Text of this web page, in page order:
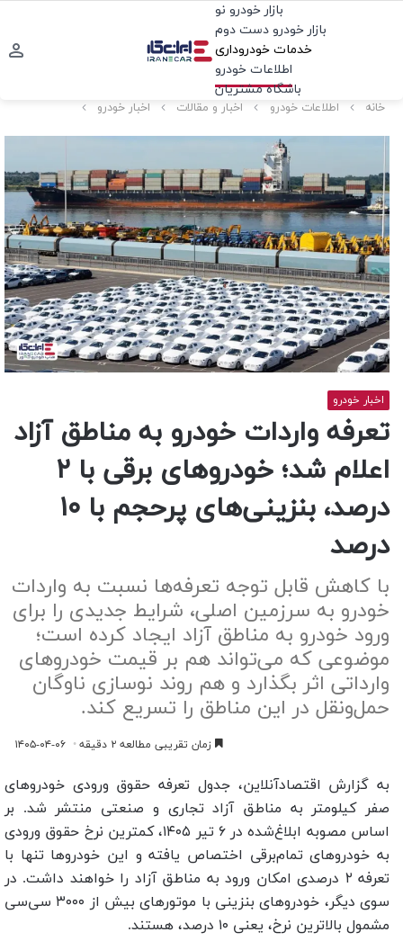
بازار خودرو نو
بازار خودرو دست دوم
خدمات خودروداری
اطلاعات خودرو
باشگاه مشتریان
خانه اطلاعات خودرو اخبار و مقالات اخبار خودرو
اخبار خودرو
تعرفه واردات خودرو به مناطق آزاد
اعلام شد؛ خودروهای برقی با ۲
درصد، بنزینی‌های پرحجم با ۱۰
درصد
با کاهش قابل توجه تعرفه‌ها نسبت به واردات
خودرو به سرزمین اصلی، شرایط جدیدی را برای
ورود خودرو به مناطق آزاد ایجاد کرده است؛
موضوعی که می‌تواند هم بر قیمت خودروهای
وارداتی اثر بگذارد و هم روند نوسازی ناوگان
حمل‌ونقل در این مناطق را تسریع کند.
۱۴۰۵-۰۴-۰۶ زمان تقریبی مطالعه ۲ دقیقه
به گزارش اقتصادآنلاین، جدول تعرفه حقوق ورودی خودروهای
صفر کیلومتر به مناطق آزاد تجاری و صنعتی منتشر شد. بر
اساس مصوبه ابلاغ‌شده در ۶ تیر ۱۴۰۵، کمترین نرخ حقوق ورودی
به خودروهای تمام‌برقی اختصاص یافته و این خودروها تنها با
تعرفه ۲ درصدی امکان ورود به مناطق آزاد را خواهند داشت. در
سوی دیگر، خودروهای بنزینی با موتورهای بیش از ۳۰۰۰ سی‌سی
مشمول بالاترین نرخ، یعنی ۱۰ درصد، هستند.